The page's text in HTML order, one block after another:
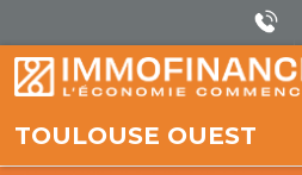
TOULOUSE OUEST